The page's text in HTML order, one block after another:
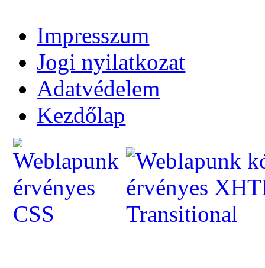
Impresszum
Jogi nyilatkozat
Adatvédelem
Kezdőlap